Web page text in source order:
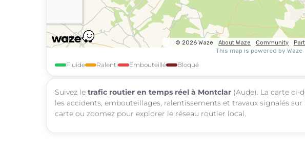
Fluide Ralenti Embouteillé Bloqué
Suivez le trafic routier en temps réel à Montclar (Aude). La carte ci-
les accidents, embouteillages, ralentissements et travaux signalés
carte ou zoomez pour explorer le réseau routier local.